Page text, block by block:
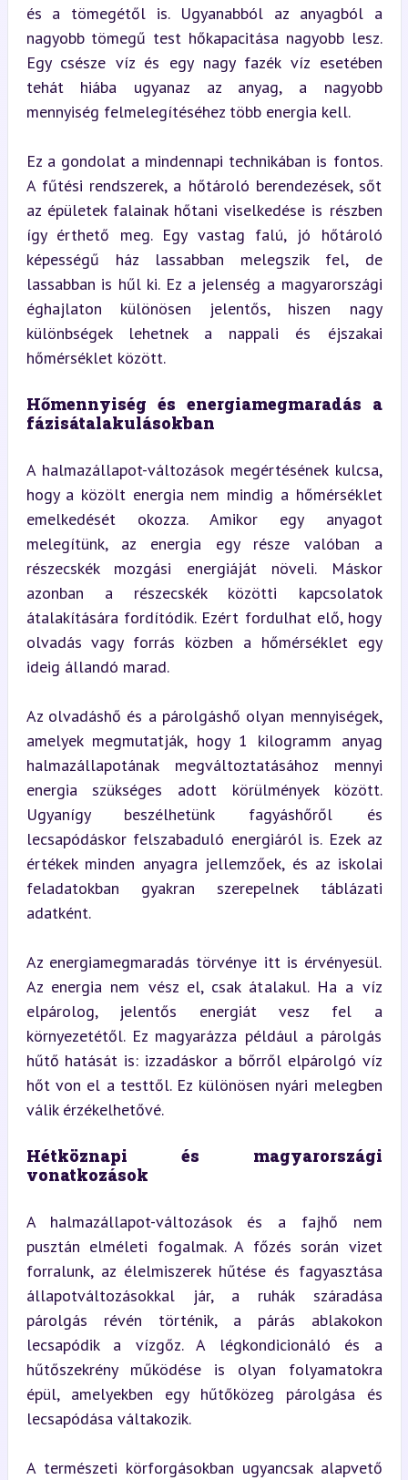
és a tömegétől is. Ugyanabból az anyagból a
nagyobb tömegű test hőkapacitása nagyobb lesz.
Egy csésze víz és egy nagy fazék víz esetében
tehát hiába ugyanaz az anyag, a nagyobb
mennyiség felmelegítéséhez több energia kell.
Ez a gondolat a mindennapi technikában is fontos.
A fűtési rendszerek, a hőtároló berendezések, sőt
az épületek falainak hőtani viselkedése is részben
így érthető meg. Egy vastag falú, jó hőtároló
képességű ház lassabban melegszik fel, de
lassabban is hűl ki. Ez a jelenség a magyarországi
éghajlaton különösen jelentős, hiszen nagy
különbségek lehetnek a nappali és éjszakai
hőmérséklet között.
Hőmennyiség és energiamegmaradás a
fázisátalakulásokban
A halmazállapot-változások megértésének kulcsa,
hogy a közölt energia nem mindig a hőmérséklet
emelkedését okozza. Amikor egy anyagot
melegítünk, az energia egy része valóban a
részecskék mozgási energiáját növeli. Máskor
azonban a részecskék közötti kapcsolatok
átalakítására fordítódik. Ezért fordulhat elő, hogy
olvadás vagy forrás közben a hőmérséklet egy
ideig állandó marad.
Az olvadáshő és a párolgáshő olyan mennyiségek,
amelyek megmutatják, hogy 1 kilogramm anyag
halmazállapotának megváltoztatásához mennyi
energia szükséges adott körülmények között.
Ugyanígy beszélhetünk fagyáshőről és
lecsapódáskor felszabaduló energiáról is. Ezek az
értékek minden anyagra jellemzőek, és az iskolai
feladatokban gyakran szerepelnek táblázati
adatként.
Az energiamegmaradás törvénye itt is érvényesül.
Az energia nem vész el, csak átalakul. Ha a víz
elpárolog, jelentős energiát vesz fel a
környezetétől. Ez magyarázza például a párolgás
hűtő hatását is: izzadáskor a bőrről elpárolgó víz
hőt von el a testtől. Ez különösen nyári melegben
válik érzékelhetővé.
Hétköznapi és magyarországi
vonatkozások
A halmazállapot-változások és a fajhő nem
pusztán elméleti fogalmak. A főzés során vizet
forralunk, az élelmiszerek hűtése és fagyasztása
állapotváltozásokkal jár, a ruhák száradása
párolgás révén történik, a párás ablakokon
lecsapódik a vízgőz. A légkondicionáló és a
hűtőszekrény működése is olyan folyamatokra
épül, amelyekben egy hűtőközeg párolgása és
lecsapódása váltakozik.
A természeti körforgásokban ugyancsak alapvető